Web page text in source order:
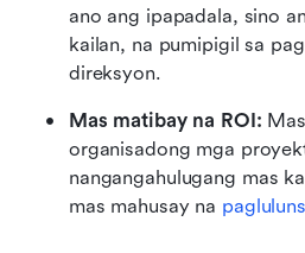
ano ang ipapadala, sino
kailan, na pumipigil sa
direksyon.
Mas matibay na ROI:
organisadong mga
nangangahulugang mas
mas mahusay na